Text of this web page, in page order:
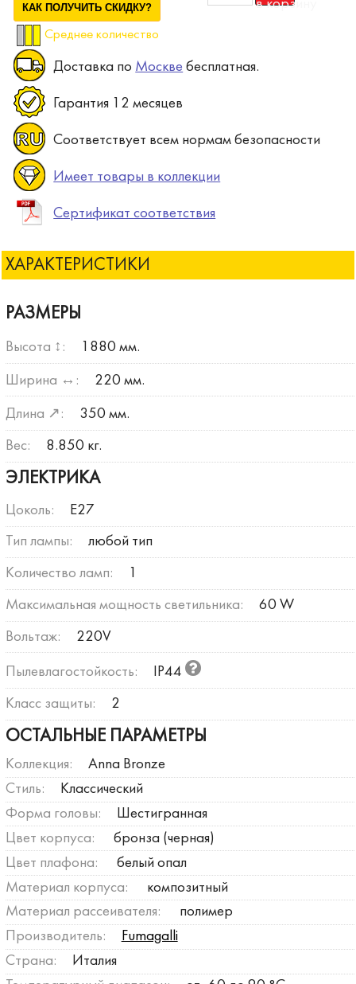
КАК ПОЛУЧИТЬ СКИДКУ?
Среднее количество
Доставка по Москве бесплатная.
Гарантия 12 месяцев
Соответствует всем нормам безопасности
Имеет товары в коллекции
Сертификат соответствия
ХАРАКТЕРИСТИКИ
РАЗМЕРЫ
Высота ↕: 1880 мм.
Ширина ↔: 220 мм.
Длина ↗: 350 мм.
Вес: 8.850 кг.
ЭЛЕКТРИКА
Цоколь: E27
Тип лампы: любой тип
Количество ламп: 1
Максимальная мощность светильника: 60 W
Вольтаж: 220V
Пылевлагостойкость: IP44
Класс защиты: 2
ОСТАЛЬНЫЕ ПАРАМЕТРЫ
Коллекция:
Anna Bronze
Стиль:
Классический
Форма головы:
Шестигранная
Цвет корпуса:
бронза (черная)
Цвет плафона:
белый опал
Материал корпуса:
композитный
Материал рассеивателя:
полимер
Производитель:
Fumagalli
Страна:
Италия